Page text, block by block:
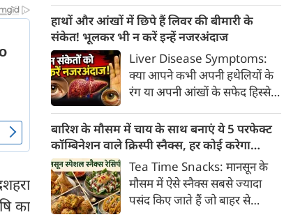
का
होती है और खुजली से राहत पाने के
प्रभावी घरेलू व चिकित्सीय उपाय।
का प्रमुख स्रोत ग्लूकोज यानी ब्लड
शुगर है। जब शरीर में ब्लड शुगर का
स्तर सामान्य से कम हो जाता है, तो
इस स्थिति को हाइपोग्लाइसीमिया
(Hypoglycemia) कहा जाता है।
ब्लड शुगर कम होने पर शरीर तुरंत
संकेत देना शुरू कर देता है।
हाथों और आंखों में छिपे हैं लिवर की बीमारी के
संकेत! भूलकर भी न करें इन्हें नजरअंदाज
Liver Disease Symptoms:
क्या आपने कभी अपनी हथेलियों के
रंग या अपनी आंखों के सफेद हिस्से
अक्सर हम हलकी लालिमा या आंखों
के पीलेपन को थकान समझकर टाल
देते हैं। लेकिन शरीर के ये छोटे-छोटे
बदलाव असल में एक बहुत बड़ी
चेतावनी हो सकते हैं।
बारिश के मौसम में चाय के साथ बनाएं ये 5 परफेक्ट
कॉम्बिनेशन वाले क्रिस्पी स्नैक्स, हर कोई करेगा
तारीफ
Tea Time Snacks: मानसून के
मौसम में ऐसे स्नैक्स सबसे ज्यादा
पसंद किए जाते हैं जो बाहर से